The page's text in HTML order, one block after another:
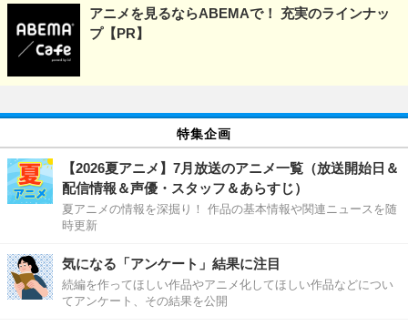
アニメを見るならABEMAで！ 充実のラインナッ
プ【PR】
特集企画
【2026夏アニメ】7月放送のアニメ一覧（放送開始日＆
配信情報＆声優・スタッフ＆あらすじ）
夏アニメの情報を深掘り！ 作品の基本情報や関連ニュースを随
時更新
気になる「アンケート」結果に注目
続編を作ってほしい作品やアニメ化してほしい作品などについ
てアンケート、その結果を公開